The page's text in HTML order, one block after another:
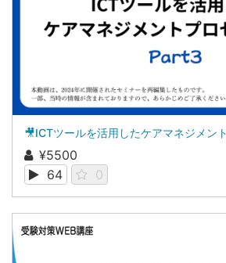
¥5500
64
0